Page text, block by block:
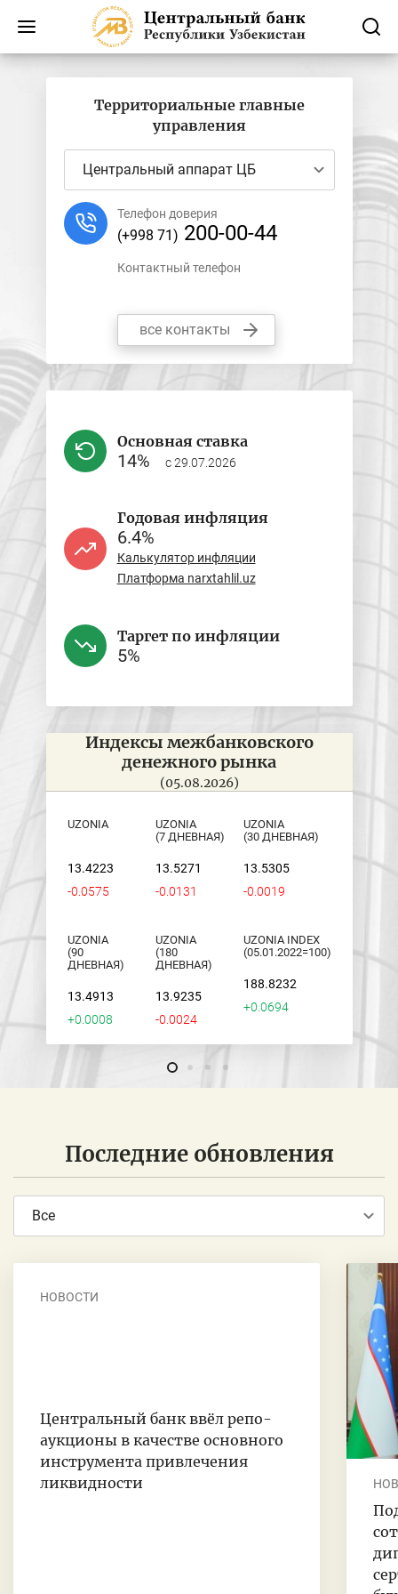
Территориальные главные
управления
Центральный аппарат ЦБ
Телефон доверия
(+998 71) 200-00-44
Контактный телефон
все контакты
Основная ставка
14% с 29.07.2026
Годовая инфляция
6.4%
Калькулятор инфляции
Платформа narxtahlil.uz
Таргет по инфляции
5%
Индексы межбанковского
денежного рынка
(05.08.2026)
UZONIA
13.4223
-0.0575
UZONIA
(7 ДНЕВНАЯ)
13.5271
-0.0131
UZONIA
(30 ДНЕВНАЯ)
13.5305
-0.0019
UZONIA
(90
ДНЕВНАЯ)
13.4913
+0.0008
UZONIA
(180
ДНЕВНАЯ)
13.9235
-0.0024
UZONIA INDEX
(05.01.2022=100)
188.8232
+0.0694
Последние обновления
Все
НОВОСТИ
Центральный банк ввёл репо-
аукционы в качестве основного
инструмента привлечения
ликвидности